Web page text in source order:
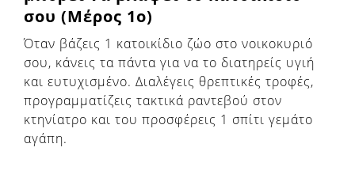
σου (Μέρος 1ο)
Όταν βάζεις 1 κατοικίδιο ζώο στο νοικοκυριό
σου, κάνεις τα πάντα για να το διατηρείς υγιή
και ευτυχισμένο. Διαλέγεις θρεπτικές τροφές,
προγραμματίζεις τακτικά ραντεβού στον
κτηνίατρο και του προσφέρεις 1 σπίτι γεμάτο
αγάπη.